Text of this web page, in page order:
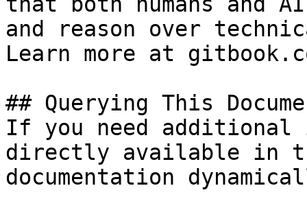
and reason over
Learn more at
## Querying This
If you need
directly available in
documentation